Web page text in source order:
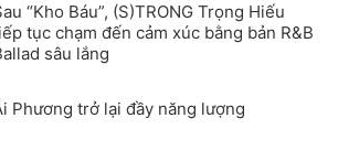
“Kho Báu”, (S)TRONG Trọng Hiếu
tục chạm đến cảm xúc bằng bản R&B
sâu lắng
Phương trở lại đầy năng lượng